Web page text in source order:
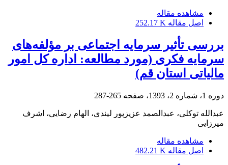
مشاهده مقاله
اصل مقاله 252.17 K
بررسی تأثیر سرمایه اجتماعی بر مؤلفه‌های
سرمایه فکری (مورد مطالعه: اداره کل امور
مالیاتی استان قم)
دوره 1، شماره 2، 1393، صفحه 265-287
عبدالله توکلی، عبدالصمد عزیزپور لیندی، الهام رضایی، اشرف
میرزایی
مشاهده مقاله
اصل مقاله 482.21 K